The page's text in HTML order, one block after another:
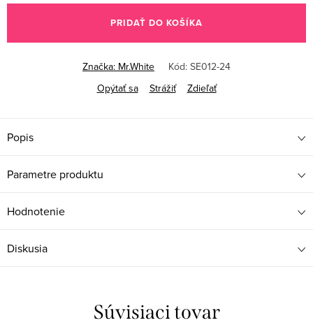
cena:
PRIDAŤ DO KOŠÍKA
Značka: Mr.White Kód: SE012-24
Opýtať sa
Strážiť Zdieľať
Popis
Parametre produktu
Hodnotenie
Diskusia
Súvisiaci tovar